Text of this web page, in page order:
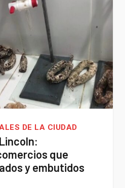
DE LA CIUDAD
que
y embutidos